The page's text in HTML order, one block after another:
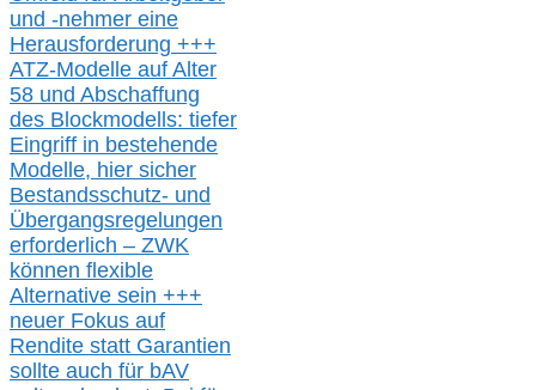
und -nehmer eine
Herausforderung +++
ATZ-Modelle auf Alter
58 und Abschaffung
des Blockmodells: tiefer
Eingriff in bestehende
Modelle, hier sicher
Bestandsschutz- und
Übergangsregelungen
erforderlich – ZWK
können flexible
Alternative sein +++
neuer Fokus auf
Rendite statt Garantien
sollte auch für bAV